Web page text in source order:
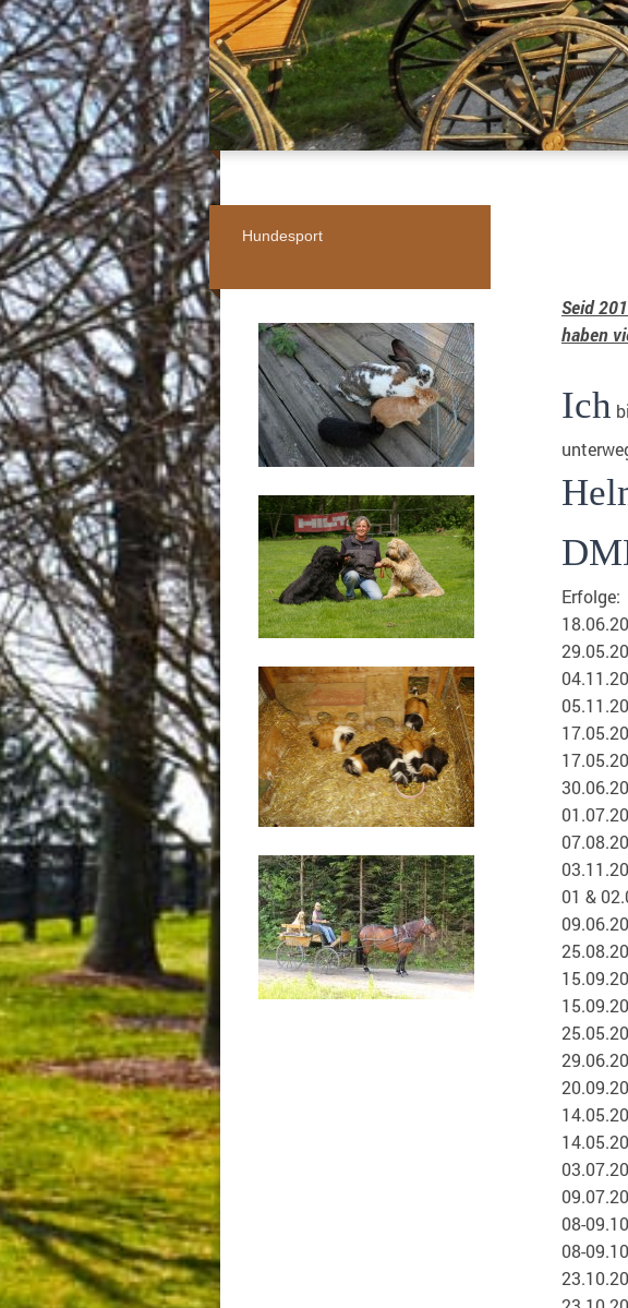
Seid
haben
Ich
Erfolge:
01 &
08-
08-
Hundesport